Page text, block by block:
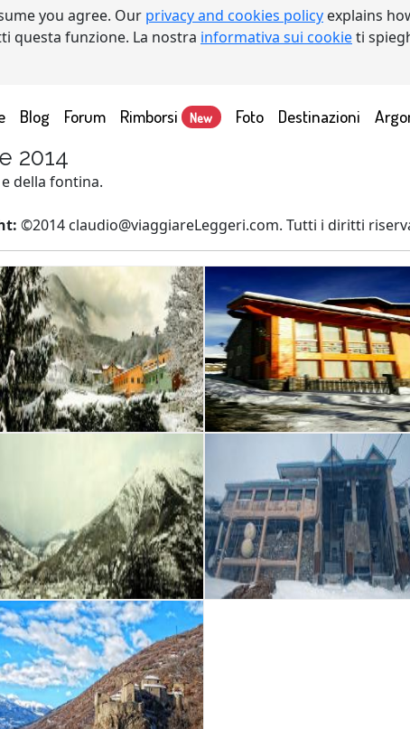
you agree. Our privacy and cookies policy explains
questa funzione. La nostra informativa sui cookieti
(current)
Blog Forum Rimborsi New Foto Destinazioni
2014
della fontina.
©2014 claudio@viaggiareLeggeri.com. Tutti i diritti